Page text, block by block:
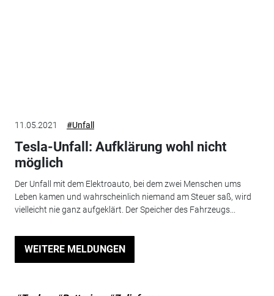
11.05.2021 #Unfall
Tesla-Unfall: Aufklärung wohl nicht
möglich
Der Unfall mit dem Elektroauto, bei dem zwei Menschen ums
Leben kamen und wahrscheinlich niemand am Steuer saß, wird
vielleicht nie ganz aufgeklärt. Der Speicher des Fahrzeugs...
WEITERE MELDUNGEN